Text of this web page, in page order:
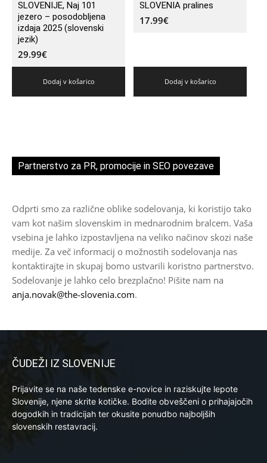
SLOVENIJE, Naj 101
jezero – posodobljena
izdaja 2025 (slovenski
jezik)
29.99€
Dodaj v košarico
SLOVENIA pralines
17.99€
Dodaj v košarico
Partnerstvo za PR, promocije in SEO povezave
Odprti smo za različne oblike sodelovanja, ki koristijo tako
vam kot našim slovenskim in mednarodnim bralcem. Vaša
vsebina je lahko izpostavljena na veliko načinov skozi naše
medije. Za več informacij o možnostih sodelovanja nas
kontaktirajte in skupaj bomo ustvarili koristno partnerstvo.
Sodelovanje je lahko celo brezplačno! Pišite nam na
anja.novak@the-slovenia.com.
ČUDEŽI IZ SLOVENIJE
Prijavite se na naše tedenske e-novice in raziskujte lepote
Slovenije, njene skrite kotičke. Bodite obveščeni o prihajajočih
dogodkih in tradicijah ter okusite ponudbo najboljših
slovenskih restavracij.